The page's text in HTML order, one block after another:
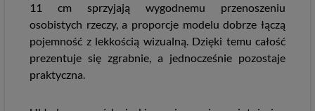
11 cm sprzyjają wygodnemu przenoszeniu
osobistych rzeczy, a proporcje modelu dobrze łączą
pojemność z lekkością wizualną. Dzięki temu całość
prezentuje się zgrabnie, a jednocześnie pozostaje
praktyczna.